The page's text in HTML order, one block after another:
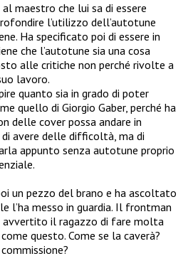
maestro che lui sa di essere
l’utilizzo dell’autotune
Ha specificato poi di essere in
che l’autotune sia una cosa
alle critiche non perché rivolte a
lavoro.
quanto sia in grado di poter
quello di Giorgio Gaber, perché ha
delle cover possa andare in
di avere delle difficoltà, ma di
appunto senza autotune proprio
un pezzo del brano e ha ascoltato
l’ha messo in guardia. Il frontman
il ragazzo di fare molta
questo. Come se la caverà?